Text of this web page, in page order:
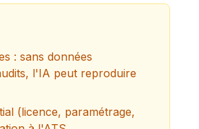
: sans données
l'IA peut reproduire
(licence, paramétrage,